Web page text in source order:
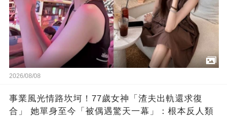
2026/08/08
事業風光情路坎坷！77歲女神「渣夫出軌還求復
合」 她單身至今「被偶遇驚天一幕」：根本反人類